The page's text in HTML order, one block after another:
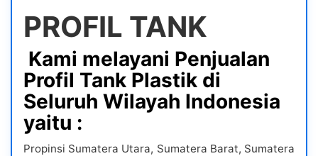
PROFIL TANK
Kami melayani Penjualan
Profil Tank Plastik di
Seluruh Wilayah Indonesia
yaitu :
Propinsi Sumatera Utara, Sumatera Barat, Sumatera